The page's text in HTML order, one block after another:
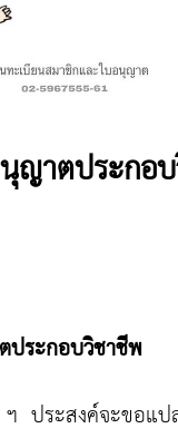
ญาตประกอ
ประกอบวิชาชีพ
ประสงค์จะขอแ